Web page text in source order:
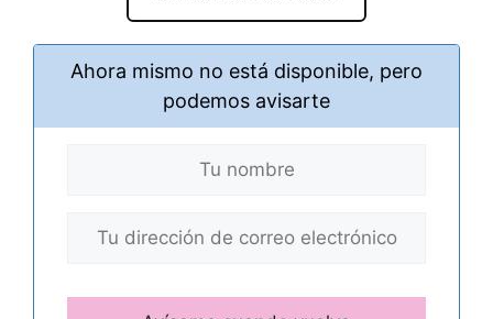
Ahora mismo no está disponible, pero
podemos avisarte